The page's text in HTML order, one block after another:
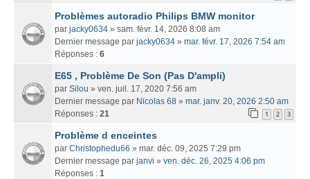
Problèmes autoradio Philips BMW monitor
par jacky0634 » sam. févr. 14, 2026 8:08 am
Dernier message par jacky0634 » mar. févr. 17, 2026 7:54 am
Réponses : 6
E65 , Problème De Son (Pas D'ampli)
par Silou » ven. juil. 17, 2020 7:56 am
Dernier message par Nicolas 68 » mar. janv. 20, 2026 2:50 am
Réponses : 21 1 2 3
Problème d enceintes
par Christophedu66 » mar. déc. 09, 2025 7:29 pm
Dernier message par janvi » ven. déc. 26, 2025 4:06 pm
Réponses : 1